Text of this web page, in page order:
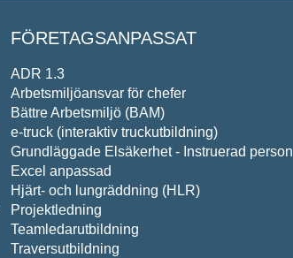
FÖRETAGSANPASSAT
ADR 1.3
Arbetsmiljöansvar för chefer
Bättre Arbetsmiljö (BAM)
e-truck (interaktiv truckutbildning)
Grundläggade Elsäkerhet - Instruerad person
Excel anpassad
Hjärt- och lungräddning (HLR)
Projektledning
Teamledarutbildning
Traversutbildning